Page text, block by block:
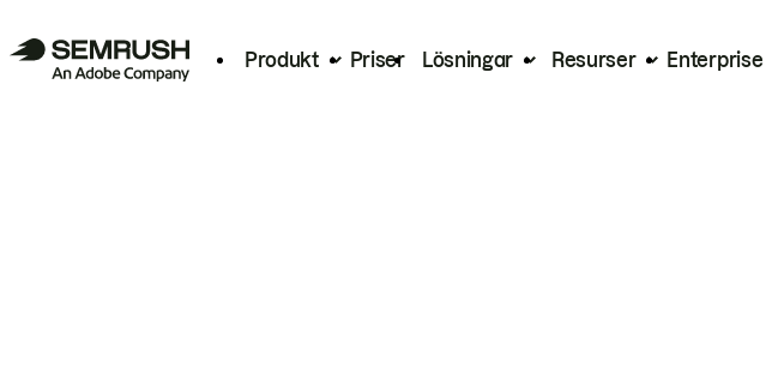
Produkt Priser Lösningar Resurser Enterprise